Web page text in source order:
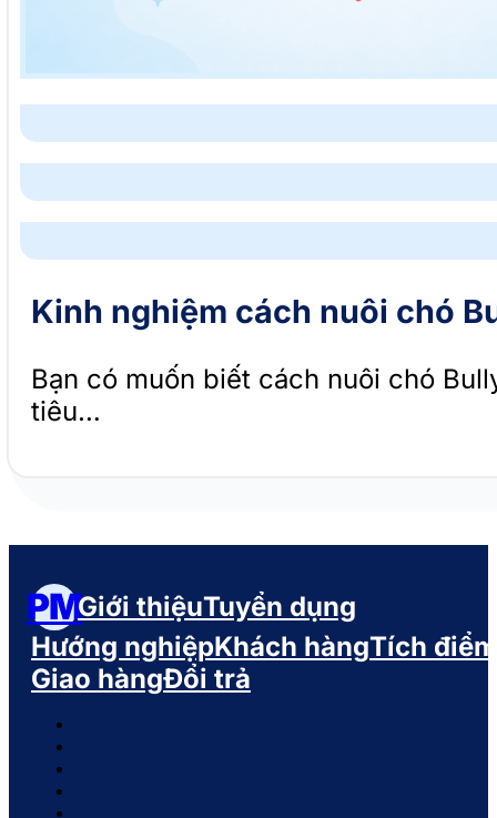
Kinh nghiệm cách nuôi chó
Bạn có muốn biết cách nuôi chó
tiêu…
PMGiới thiệuTuyển dụng
Hướng nghiệpKhách hàngTích điểm
Giao hàngĐổi trả